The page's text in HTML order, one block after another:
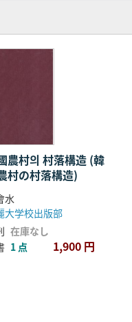
農村의 村落構造 (韓
村の村落構造)
水
大学校出版部
在庫なし
1 点 1,900 円